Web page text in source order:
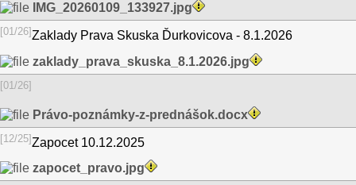
IMG_20260109_133927.jpg
[01/26]Zaklady Prava Skuska Ďurkovicova - 8.1.2026
zaklady_prava_skuska_8.1.2026.jpg
[01/26]
Právo-poznámky-z-prednášok.docx
[12/25]Zapocet 10.12.2025
zapocet_pravo.jpg